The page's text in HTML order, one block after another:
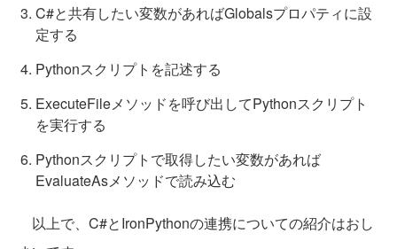
C#と共有したい変数があればGlobalsプロパティに設
定する
Pythonスクリプトを記述する
ExecuteFileメソッドを呼び出してPythonスクリプト
を実行する
Pythonスクリプトで取得したい変数があれば
EvaluateAsメソッドで読み込む
以上で、C#とIronPythonの連携についての紹介はおし